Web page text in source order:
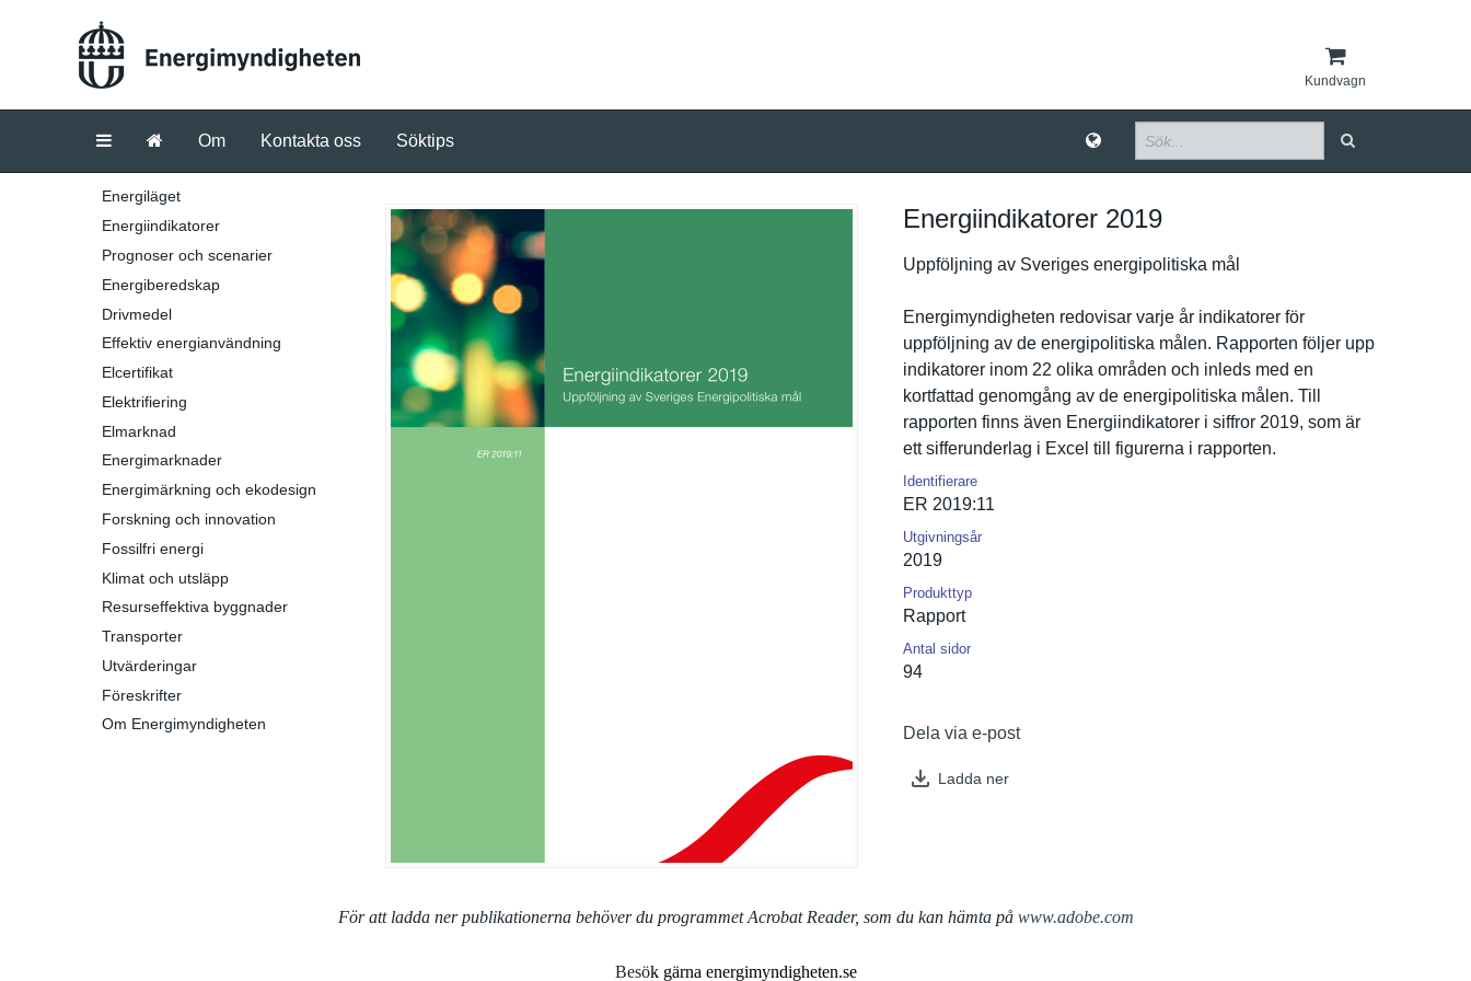
Kundvagn
Om Kontakta oss Söktips
Energiläget
Energiindikatorer
Prognoser och scenarier
Energiberedskap
Drivmedel
Effektiv energianvändning
Elcertifikat
Elektrifiering
Elmarknad
Energimarknader
Energimärkning och ekodesign
Forskning och innovation
Fossilfri energi
Klimat och utsläpp
Resurseffektiva byggnader
Transporter
Utvärderingar
Föreskrifter
Om Energimyndigheten
Energiindikatorer 2019
Uppföljnin­g av Sveriges energipoli­tiska mål
Energimynd­igheten redovisar varje år indikatore­r för
uppföljnin­g av de energipoli­tiska målen. Rapporten följer upp
indikatore­r inom 22 olika områden och inleds med en
kortfattad genomgång av de energipoli­tiska målen. Till
rapporten finns även Energiindi­katorer i siffror 2019, som är
ett sifferunde­rlag i Excel till figurerna i rapporten.
Identifierare
ER 2019:11
Utgivningsår
2019
Produkttyp
Rapport
Antal sidor
94
Dela via e-post
Ladda ner
För att ladda ner publikationerna behöver du programmet Acrobat Reader, som du kan hämta på www.adobe.com
Besök gärna energimyndigheten.se